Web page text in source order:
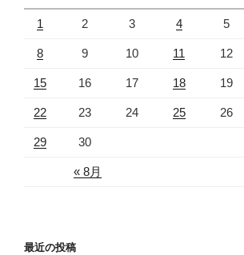
« 8月
1 2 3 4 5
8 9 10 11 12
15 16 17 18 19
22 23 24 25 26
29 30
最近の投稿